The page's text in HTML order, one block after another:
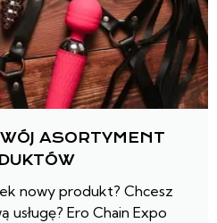
ASORTYMENT
nowy produkt? Chcesz
usługę? Ero Chain Expo